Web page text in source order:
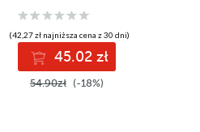
(42,27 zł najniższa cena z 30 dni)
45.02 zł
54.90zł (-18%)